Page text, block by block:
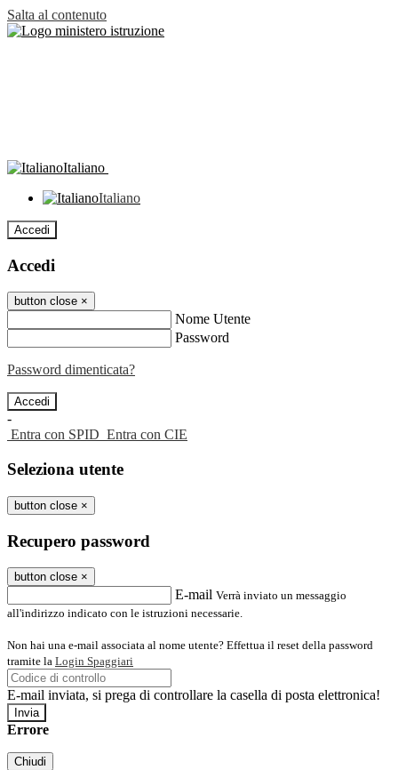
Salta al contenuto
Italiano
Italiano
Accedi
Accedi
button close ×
Nome Utente
Password
Password dimenticata?
-
Entra con SPID Entra con CIE
Seleziona utente
button close ×
Recupero password
button close ×
E-mail Verrà inviato un messaggio
all'indirizzo indicato con le istruzioni necessarie.
Non hai una e-mail associata al nome utente? Effettua il reset della password
tramite la Login Spaggiari
E-mail inviata, si prega di controllare la casella di posta elettronica!
Errore
Chiudi